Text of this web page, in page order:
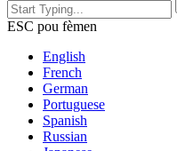
ESC pou fèmen
English
French
German
Portuguese
Spanish
Russian